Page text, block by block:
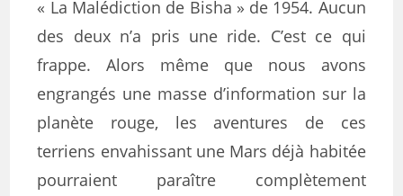
« La Malédiction de Bisha » de 1954. Aucun
des deux n’a pris une ride. C’est ce qui
frappe. Alors même que nous avons
engrangés une masse d’information sur la
planète rouge, les aventures de ces
terriens envahissant une Mars déjà habitée
pourraient paraître complètement